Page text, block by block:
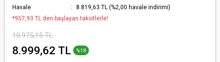
Havale
8.819,63 TL (%2,00 havale indirimi)
*957,93 TL den başlayan taksitlerle!
10.975,15 TL
8.999,62 TL %18